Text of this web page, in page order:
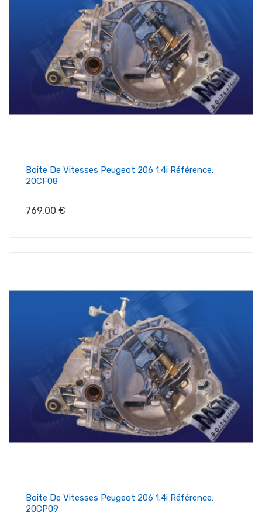
Boite De Vitesses Peugeot 206 1.4i Référence:
20CF08
Prix
769,00 €
Boite De Vitesses Peugeot 206 1.4i Référence:
20CP09